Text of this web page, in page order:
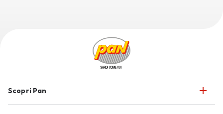
Scopri Pan